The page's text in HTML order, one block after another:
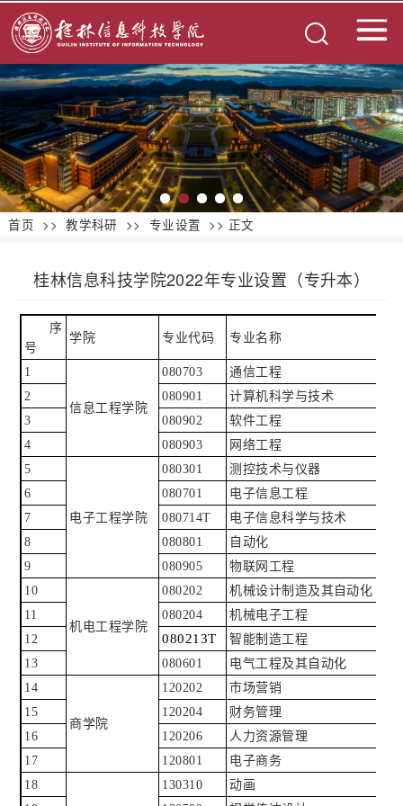
首页 >> 教学科研 >> 专业设置 >> 正文
桂林信息科技学院2022年专业设置（专升本）
序
号
学院 专业代码 专业名称
1
信息工程学院
080703 通信工程
2
080901 计算机科学与技术
3
080902 软件工程
4
080903 网络工程
5
电子工程学院
080301 测控技术与仪器
6
080701 电子信息工程
7
080714T 电子信息科学与技术
8
080801 自动化
9
080905 物联网工程
10
机电工程学院
080202 机械设计制造及其自动化
11
080204 机械电子工程
12
080213T 智能制造工程
13
080601 电气工程及其自动化
14
商学院
120202 市场营销
15
120204 财务管理
16
120206 人力资源管理
17
120801 电子商务
18
130310 动画